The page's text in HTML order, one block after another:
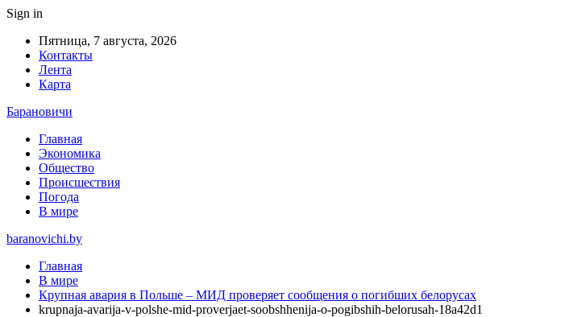
Sign in
Пятница, 7 августа, 2026
Контакты
Лента
Карта
Барановичи
Главная
Экономика
Общество
Происшествия
Погода
В мире
baranovichi.by
Главная
В мире
Крупная авария в Польше – МИД проверяет сообщения о погибших белорусах
krupnaja-avarija-v-polshe-mid-proverjaet-soobshhenija-o-pogibshih-belorusah-18a42d1